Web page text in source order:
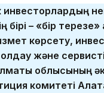
бірі – «бір терезе»
көрсету,
және
облысының
комитеті